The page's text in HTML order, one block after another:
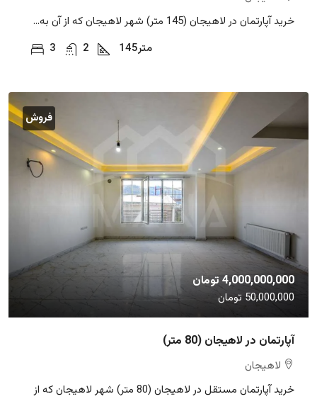
خرید آپارتمان در لاهیجان (145 متر) شهر لاهیجان که از آن به...
3
2 145متر
فروش
4,000,000,000 تومان
50,000,000 تومان
آپارتمان در لاهیجان (80 متر)
لاهیجان
خرید آپارتمان مستقل در لاهیجان (80 متر) شهر لاهیجان که از